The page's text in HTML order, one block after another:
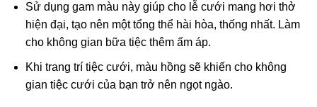
Sử dụng gam màu này giúp cho lễ cưới mang hơi thở
hiện đại, tạo nên một tổng thể hài hòa, thống nhất. Làm
cho không gian bữa tiệc thêm ấm áp.
Khi trang trí tiệc cưới, màu hồng sẽ khiến cho không
gian tiệc cưới của bạn trở nên ngọt ngào.